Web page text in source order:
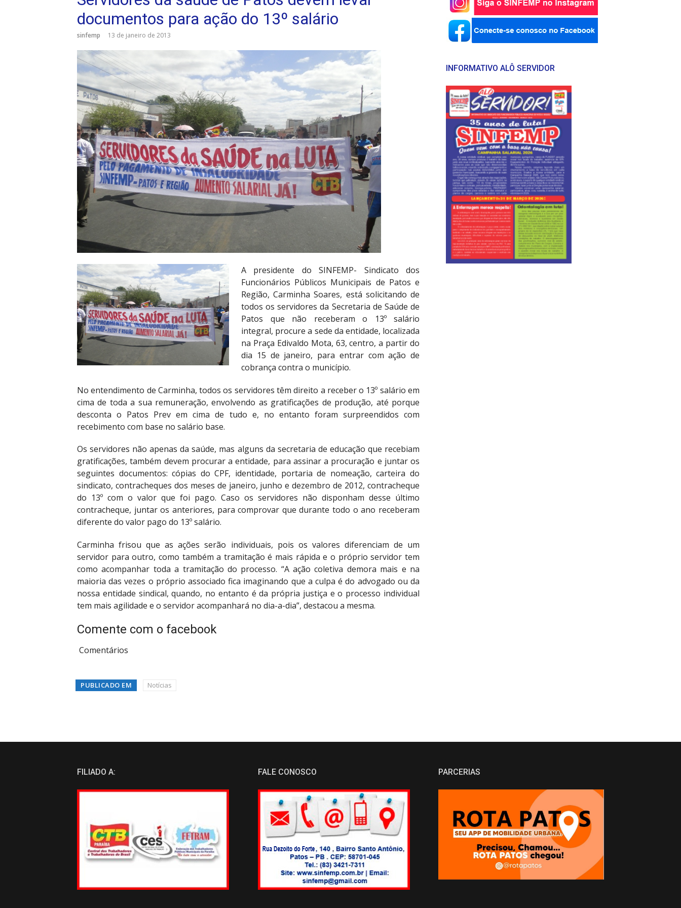
documentos para ação do 13º salário
sinfemp 13 de janeiro de 2013
A presidente do SINFEMP- Sindicato dos
Funcionários Públicos Municipais de Patos e
Região, Carminha Soares, está solicitando de
todos os servidores da Secretaria de Saúde de
Patos que não receberam o 13º salário
integral, procure a sede da entidade, localizada
na Praça Edivaldo Mota, 63, centro, a partir do
dia 15 de janeiro, para entrar com ação de
cobrança contra o município.
No entendimento de Carminha, todos os servidores têm direito a receber o 13º salário em
cima de toda a sua remuneração, envolvendo as gratificações de produção, até porque
desconta o Patos Prev em cima de tudo e, no entanto foram surpreendidos com
recebimento com base no salário base.
Os servidores não apenas da saúde, mas alguns da secretaria de educação que recebiam
gratificações, também devem procurar a entidade, para assinar a procuração e juntar os
seguintes documentos: cópias do CPF, identidade, portaria de nomeação, carteira do
sindicato, contracheques dos meses de janeiro, junho e dezembro de 2012, contracheque
do 13º com o valor que foi pago. Caso os servidores não disponham desse último
contracheque, juntar os anteriores, para comprovar que durante todo o ano receberam
diferente do valor pago do 13º salário.
Carminha frisou que as ações serão individuais, pois os valores diferenciam de um
servidor para outro, como também a tramitação é mais rápida e o próprio servidor tem
como acompanhar toda a tramitação do processo. “A ação coletiva demora mais e na
maioria das vezes o próprio associado fica imaginando que a culpa é do advogado ou da
nossa entidade sindical, quando, no entanto é da própria justiça e o processo individual
tem mais agilidade e o servidor acompanhará no dia-a-dia”, destacou a mesma.
Comente com o facebook
Comentários
PUBLICADO EM Notícias
INFORMATIVO ALÔ SERVIDOR
FILIADO A: FALE CONOSCO PARCERIAS